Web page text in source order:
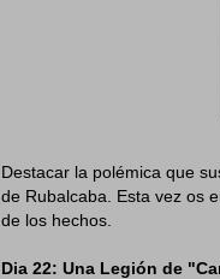
Destacar la polémica que
de Rubalcaba. Esta vez os
de los hechos.
Dia 22: Una Legión de